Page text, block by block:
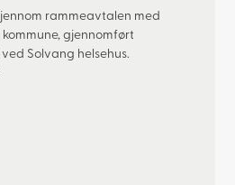
rammeavtalen med
gjennomført
Solvang helsehus.